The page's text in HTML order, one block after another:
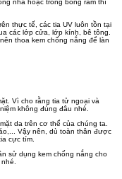
nhà hoặc trong bóng râm thì
thực tế, các tia UV luôn tồn tại
các lớp cửa, lớp kính, bê tông.
thoa kem chống nắng để làn
Vì cho rằng tia tử ngoại và
không đúng đâu nhé.
da trên cơ thể của chúng ta.
Vậy nên, dù toàn thân được
cực tím.
sử dụng kem chống nắng cho